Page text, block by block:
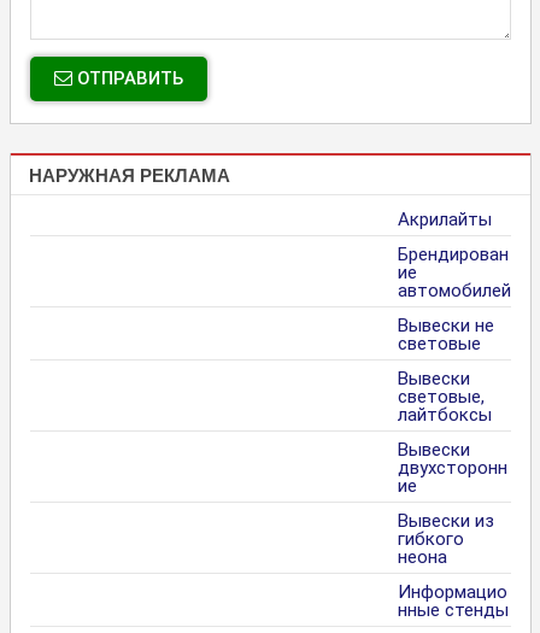
ОТПРАВИТЬ
НАРУЖНАЯ РЕКЛАМА
Акрилайты
Брендирован
ие
автомобилей
Вывески не
световые
Вывески
световые,
лайтбоксы
Вывески
двухсторонн
ие
Вывески из
гибкого
неона
Информацио
нные стенды